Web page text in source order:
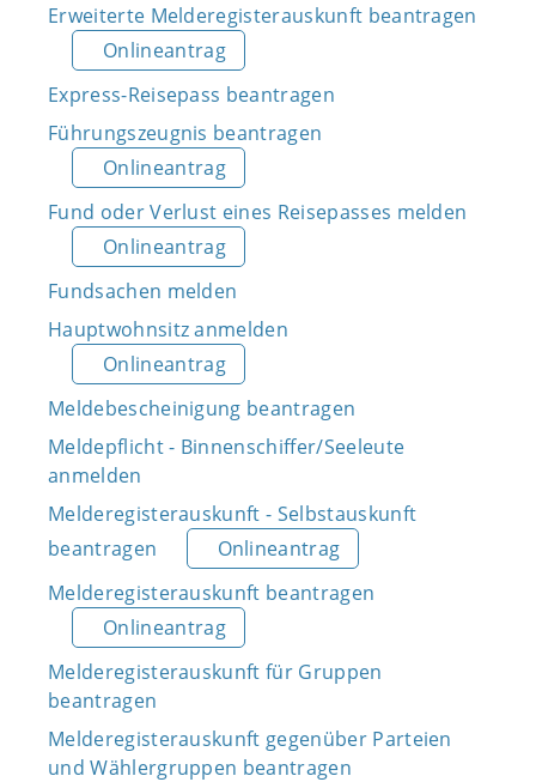
Erweiterte Melderegisterauskunft beantragen
Onlineantrag
Express-Reisepass beantragen
Führungszeugnis beantragen
Onlineantrag
Fund oder Verlust eines Reisepasses melden
Onlineantrag
Fundsachen melden
Hauptwohnsitz anmelden
Onlineantrag
Meldebescheinigung beantragen
Meldepflicht - Binnenschiffer/Seeleute
anmelden
Melderegisterauskunft - Selbstauskunft
beantragen
Onlineantrag
Melderegisterauskunft beantragen
Onlineantrag
Melderegisterauskunft für Gruppen
beantragen
Melderegisterauskunft gegenüber Parteien
und Wählergruppen beantragen